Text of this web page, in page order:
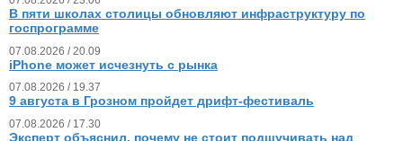
В пяти школах столицы обновляют инфраструктуру по
госпрограмме
07.08.2026 / 20.09
iPhone может исчезнуть с рынка
07.08.2026 / 19.37
9 августа в Грозном пройдет дрифт-фестиваль
07.08.2026 / 17.30
Эксперт объяснил, почему не стоит подшучивать над